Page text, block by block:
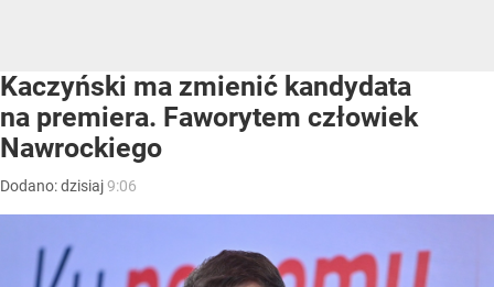
Kaczyński ma zmienić kandydata
na premiera. Faworytem człowiek
Nawrockiego
Dodano:dzisiaj9:06